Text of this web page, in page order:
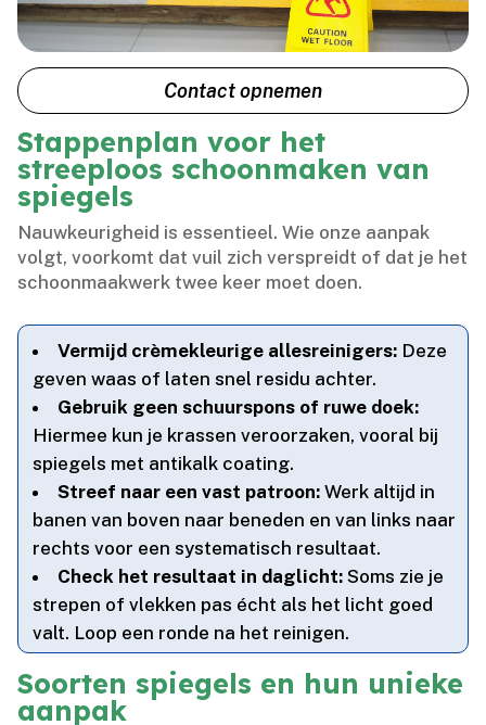
Contact opnemen
Stappenplan voor het
streeploos schoonmaken van
spiegels
Nauwkeurigheid is essentieel.​ Wie onze aanpak
volgt, voorkomt dat vuil zich verspreidt of dat je het
schoonmaakwerk twee keer moet doen.​
Vermijd crèmekleurige allesreinigers: Deze
geven waas of laten snel residu achter.​
Gebruik geen schuurspons of ruwe doek:
Hiermee kun je krassen veroorzaken, vooral bij
spiegels met antikalk coating.​
Streef naar een vast patroon: Werk altijd in
banen van boven naar beneden en van links naar
rechts voor een systematisch resultaat.​
Check het resultaat in daglicht: Soms zie je
strepen of vlekken pas écht als het licht goed
valt.​ Loop een ronde na het reinigen.​
Soorten spiegels en hun unieke
aanpak